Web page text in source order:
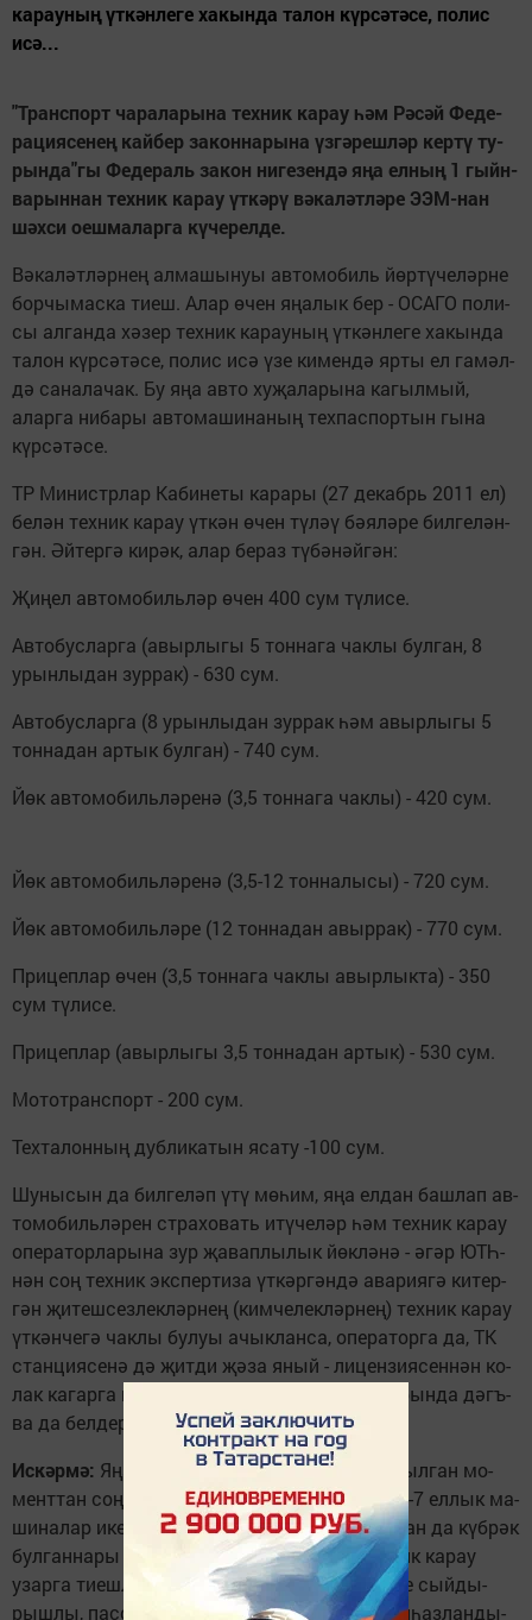
ка­рау­ның үт­кәнле­ге ха­кын­да та­лон күр­сә­тә­се, по­лис
исә...
"Т­ранс­порт ча­ра­ла­ры­на тех­ник ка­рау һәм Рә­сәй Фе­де­
ра­ци­я­се­нең кай­бер за­кон­на­ры­на үз­гә­реш­ләр кер­түту­
рын­да"­гы Фе­де­раль за­кон ни­ге­зен­дә яңа ел­ның 1 гыйн­
ва­рын­нан тех­ник ка­рауүт­кә­рү вә­ка­ләт­лә­ре ЭЭМ-нан
шәх­си оеш­ма­лар­га кү­че­рел­де.
Вә­ка­ләт­ләр­нең ал­ма­шы­нуы ав­то­мо­биль йөр­тү­че­ләр­не
бор­чы­мас­ка ти­еш. Алар өчен яңа­лык бер - ОСА­ГО по­ли­
сы ал­ган­да хә­зер тех­ник ка­рау­ның үт­кәнле­ге ха­кын­да
та­лон күр­сә­тә­се, по­лис исә үзе ки­мен­дә яр­ты ел га­мәл­
дә са­на­ла­чак. Бу яңа ав­то ху­җа­ла­ры­на ка­гыл­мый,
алар­га ни­ба­ры ав­то­ма­ши­на­ның тех­пас­пор­тын гы­на
күр­сә­тә­се.
ТР Ми­нистр­лар Ка­би­не­ты ка­ра­ры (27 де­кабрь 2011 ел)
бе­лән тех­ник ка­рау үт­кән өчен тү­ләү бә­я­лә­ре бил­ге­лән­
гән. Әй­тер­гә ки­рәк, алар бе­раз тү­бә­нәй­гән:
Җи­ңел ав­то­мо­биль­ләр өчен 400 сум тү­ли­се.
Ав­то­бус­лар­га (авыр­лы­гы 5 тон­на­га чак­лы бул­ган, 8
урын­лы­дан зур­рак) - 630 сум.
Ав­то­бус­лар­га (8 урын­лы­дан зур­рак һәм авыр­лы­гы 5
тон­на­дан ар­тык бул­ган) - 740 сум.
Йөк ав­то­мо­биль­лә­ре­нә (3,5 тон­на­га чак­лы) - 420 сум.
Йөк ав­то­мо­биль­лә­ре­нә (3,5-12 тон­на­лы­сы) - 720 сум.
Йөк ав­то­мо­биль­лә­ре (12 тон­на­дан авыр­рак) - 770 сум.
При­цеп­лар өчен (3,5 тон­на­га чак­лы авыр­лык­та) - 350
сум тү­ли­се.
При­цеп­лар (авыр­лы­гы 3,5 тон­на­дан ар­тык) - 530 сум.
Мо­тот­ранс­порт - 200 сум.
Тех­та­лон­ның дуб­ли­ка­тын яса­ту -100 сум.
Шу­ны­сын да бил­ге­ләп үтү мө­һим, яңа ел­дан баш­лап ав­
то­мо­биль­лә­рен ст­ра­хо­вать итү­че­ләр һәм тех­ник ка­рау
опе­ра­тор­ла­ры­на зур җа­вап­лы­лык йөк­лә­нә - әгәр ЮТҺ-
нән соң тех­ник экс­пер­ти­за үт­кәр­гән­дә ава­ри­я­гә ки­тер­
гән җи­теш­сез­лек­ләр­нең (ким­че­лек­ләр­нең) тех­ник ка­рау
үт­кән­че­гә чак­лы бу­луы ачык­лан­са, опе­ра­тор­га да, ТК
стан­ци­я­се­нә дә җит­ди җә­за яный - ли­цен­зи­я­сен­нән ко­
лак ка­гар­га һәм кил­гән зы­ян­ны кап­ла­ту ту­рын­да дәгъ­
ва да бел­де­ре­лер­гә мөм­кин.
Ис­кәр­мә: Яңа ав­то­мо­биль­ләр эш­ләп чы­га­рыл­ган мо­
мент­тан соң өч ел­га ТК узу­дан азат ите­лә. 3-7 ел­лык ма­
ши­на­лар ике ел­га бер тап­кыр, ә ел­ла­ры ан­нан да күб­рәк
бул­ган­на­ры ел­га бер тап­кыр мәҗ­бү­ри тех­ник ка­рау
узар­га ти­еш­ләр. 8 һәм ан­нан да күб­рәк ке­ше сый­ды­
рыш­лы, пас­са­жир­лар йөр­тү өчен яңа­дан җи­һаз­лан­ды­